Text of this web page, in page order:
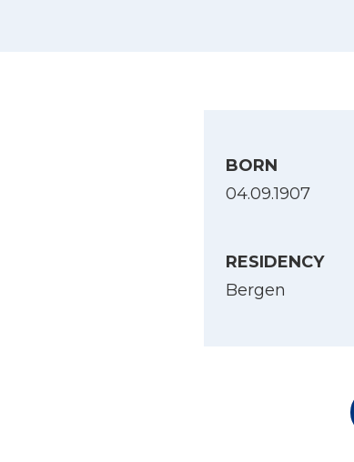
BORN
04.09.1907
RESIDENCY
Bergen